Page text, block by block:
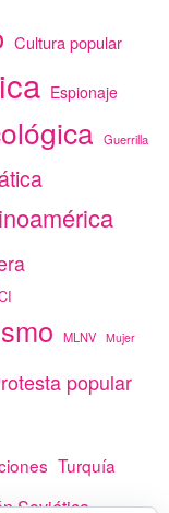
Cultura popular
Espionaje
Guerrilla
MLNV Mujer
popular
Turquía
Soviética